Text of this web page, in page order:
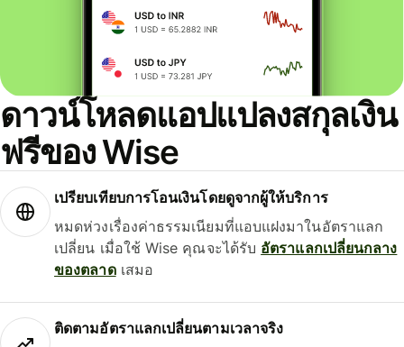
ดาวน์โหลดแอปแปลงสกุลเงิน
ฟรีของ Wise
เปรียบเทียบการโอนเงินโดยดูจากผู้ให้บริการ
หมดห่วงเรื่องค่าธรรมเนียมที่แอบแฝงมาในอัตราแลก
เปลี่ยน เมื่อใช้ Wise คุณจะได้รับ อัตราแลกเปลี่ยนกลาง
ของตลาดเสมอ
ติดตามอัตราแลกเปลี่ยนตามเวลาจริง